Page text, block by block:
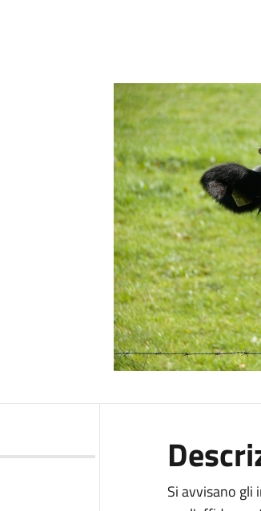
Si avvisano gli